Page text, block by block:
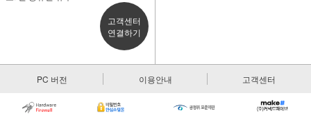
고객센터
연결하기
PC 버전 이용안내 고객센터